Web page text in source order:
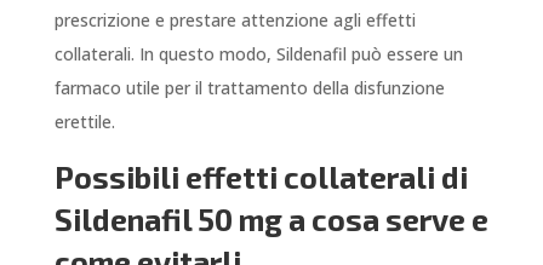
prescrizione e prestare attenzione agli effetti
collaterali. In questo modo, Sildenafil può essere un
farmaco utile per il trattamento della disfunzione
erettile.
Possibili effetti collaterali di
Sildenafil 50 mg a cosa serve e